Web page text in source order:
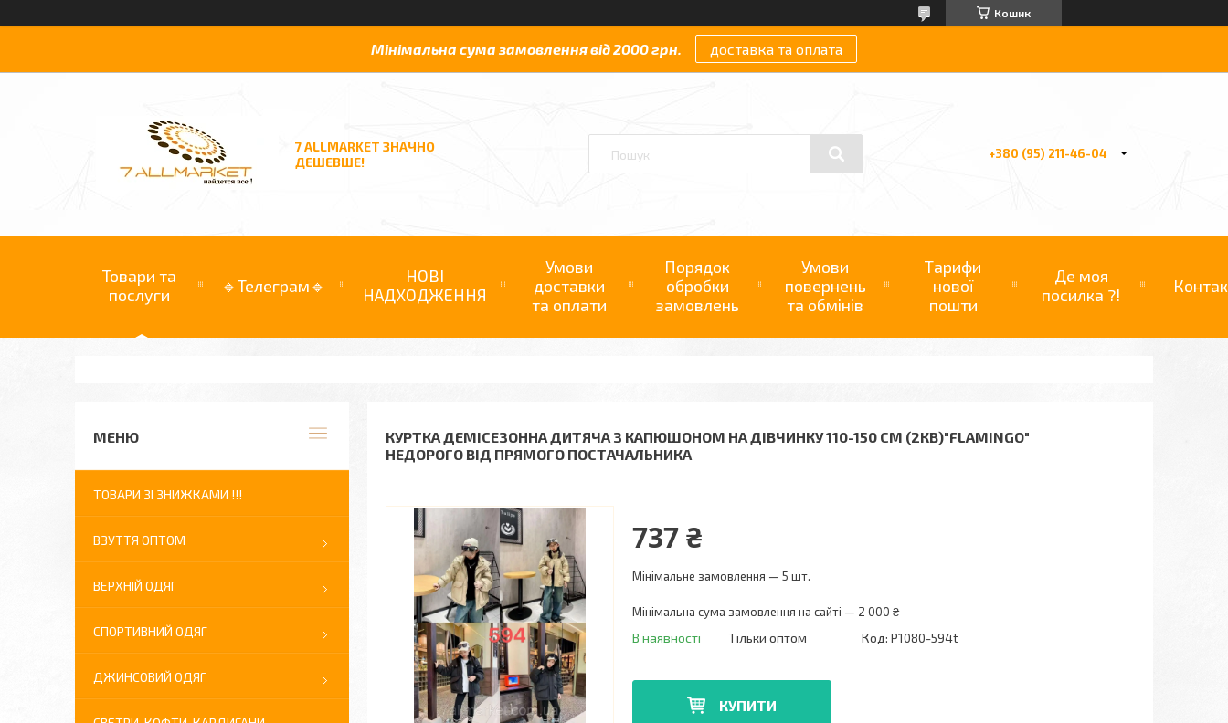
Кошик
Мінімальна сума замовлення від 2000 грн. доставка та оплата
7 ALLMARKET ЗНАЧНО
ДЕШЕВШЕ!
+380 (95) 211-46-04
Товари та
послуги
🔹Телеграм🔹
НОВІ
НАДХОДЖЕННЯ
Умови
доставки
та оплати
Порядок
обробки
замовлень
Умови
повернень
та обмінів
Тарифи
нової
пошти
Де моя
посилка ?!
КУРТКА ДЕМІСЕЗОННА ДИТЯЧА З КАПЮШОНОМ НА ДІВЧИНКУ 110-150 СМ (2КВ)"FLAMINGO"
НЕДОРОГО ВІД ПРЯМОГО ПОСТАЧАЛЬНИКА
737 ₴
Мінімальне замовлення — 5 шт.
Мінімальна сума замовлення на сайті — 2 000 ₴
В наявності Тільки оптом Код: P1080-594t
КУПИТИ
ТОВАРИ ЗІ ЗНИЖКАМИ !!!
ВЗУТТЯ ОПТОМ
ВЕРХНІЙ ОДЯГ
СПОРТИВНИЙ ОДЯГ
ДЖИНСОВИЙ ОДЯГ